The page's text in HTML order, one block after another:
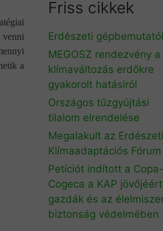
venni
a
Friss cikkek
Erdészeti
MEGOSZ rendezvény a
klímaváltozás erdőkre
gyakorolt hatásiról
Országos tűzgyújtási
tilalom elrendelése
Megalakult az Erdészeti
Klímaadaptációs Fórum
Petíciót indított a Copa-
Cogeca a KAP
gazdák és az
biztonság védelmében